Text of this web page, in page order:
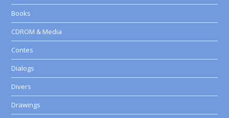
Books
CDROM & Media
Contes
Dialogs
Divers
Drawings